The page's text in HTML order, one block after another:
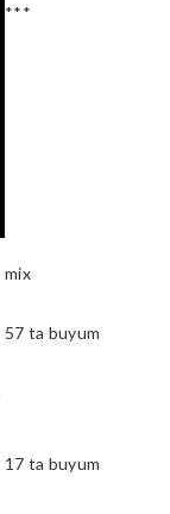
***
mix
57 ta buyum
17 ta buyum